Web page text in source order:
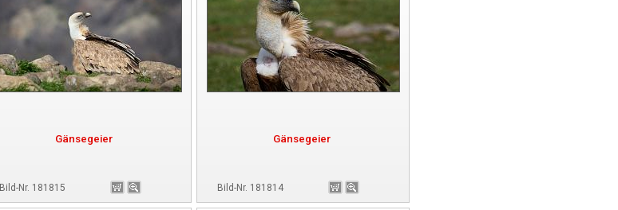
Gänsegeier
Bild-Nr. 181815
Gänsegeier
Bild-Nr. 181814